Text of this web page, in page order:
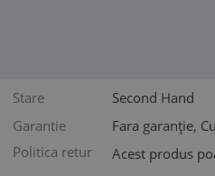
Stare
Second Hand
Garantie
Fara garanție,
Politica retur
Acest produs